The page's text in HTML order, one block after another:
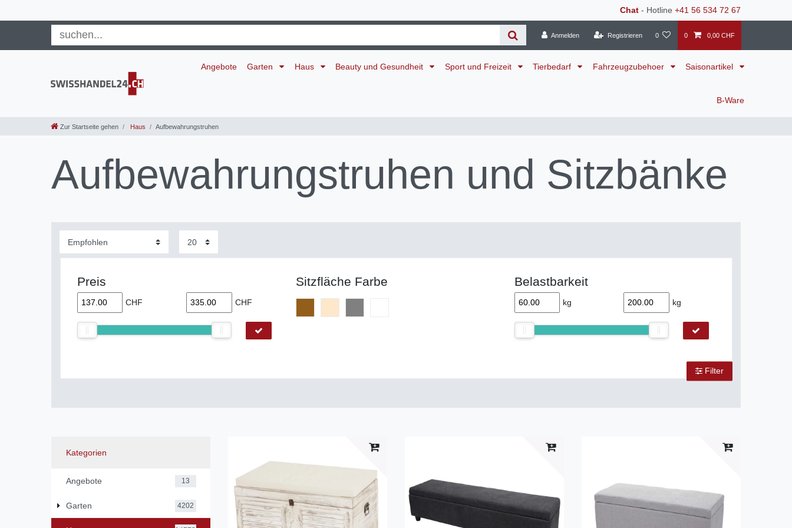
Chat - Hotline +41 56 534 72 67
Anmelden Registrieren 0 0 0,00 CHF
Angebote Garten Haus Beauty und Gesundheit Sport und Freizeit Tierbedarf Fahrzeugzubehoer Saisonartikel
B-Ware
Zur Startseite gehen Haus Aufbewahrungstruhen
Aufbewahrungstruhen und Sitzbänke
Preis
CHF CHF
Sitzfläche Farbe Belastbarkeit
kg kg
Filter
Kategorien
Angebote 13
Garten 4202